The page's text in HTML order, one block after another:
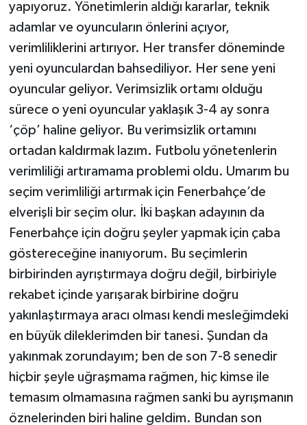
yapıyoruz. Yönetimlerin aldığı kararlar, teknik
adamlar ve oyuncuların önlerini açıyor,
verimliliklerini artırıyor. Her transfer döneminde
yeni oyunculardan bahsediliyor. Her sene yeni
oyuncular geliyor. Verimsizlik ortamı olduğu
sürece o yeni oyuncular yaklaşık 3-4 ay sonra
‘çöp’ haline geliyor. Bu verimsizlik ortamını
ortadan kaldırmak lazım. Futbolu yönetenlerin
verimliliği artıramama problemi oldu. Umarım bu
seçim verimliliği artırmak için Fenerbahçe’de
elverişli bir seçim olur. İki başkan adayının da
Fenerbahçe için doğru şeyler yapmak için çaba
göstereceğine inanıyorum. Bu seçimlerin
birbirinden ayrıştırmaya doğru değil, birbiriyle
rekabet içinde yarışarak birbirine doğru
yakınlaştırmaya aracı olması kendi mesleğimdeki
en büyük dileklerimden bir tanesi. Şundan da
yakınmak zorundayım; ben de son 7-8 senedir
hiçbir şeyle uğraşmama rağmen, hiç kimse ile
temasım olmamasına rağmen sanki bu ayrışmanın
öznelerinden biri haline geldim. Bundan son